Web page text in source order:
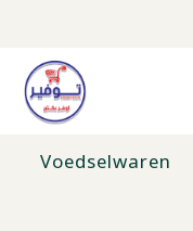
Voedselwaren